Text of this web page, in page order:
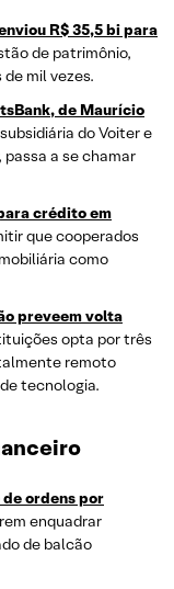
R$ 35,5 bi para
de patrimônio,
mil vezes.
de Maurício
do Voiter e
a se chamar
crédito em
que cooperados
como
preveem volta
opta por três
remoto
tecnologia.
ordens por
enquadrar
de balcão